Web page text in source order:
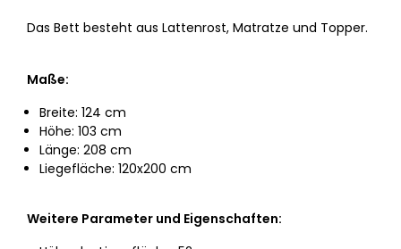
Das Bett besteht aus Lattenrost, Matratze und Topper.
Maße:
Breite: 124 cm
Höhe: 103 cm
Länge: 208 cm
Liegefläche: 120x200 cm
Weitere Parameter und Eigenschaften: